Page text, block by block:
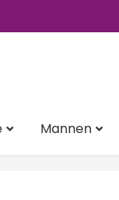
Mannen